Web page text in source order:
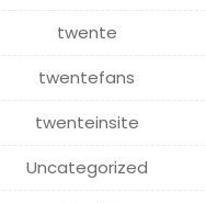
twente
twentefans
twenteinsite
Uncategorized